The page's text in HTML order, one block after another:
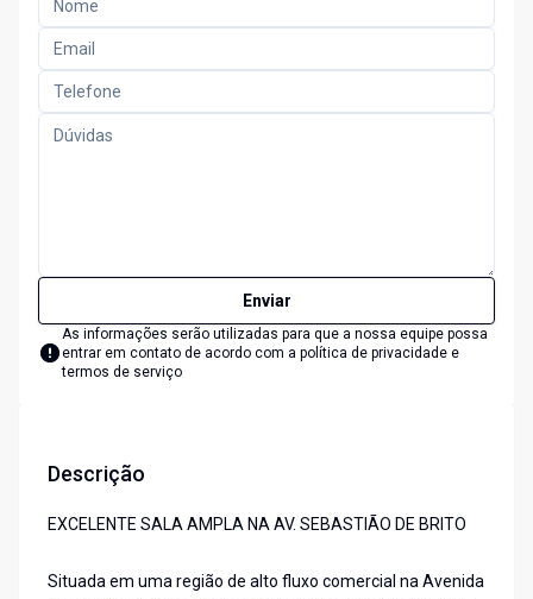
Enviar
As informações serão utilizadas para que a nossa equipe possa
entrar em contato de acordo com a política de privacidade e
termos de serviço
Descrição
EXCELENTE SALA AMPLA NA AV. SEBASTIÃO DE BRITO
Situada em uma região de alto fluxo comercial na Avenida